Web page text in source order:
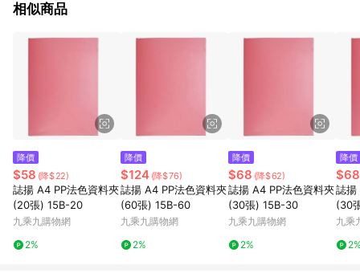
台灣樂天市場，並在同一瀏覽器於24小時內結帳，才享有 LINE
市場 45 天內完成訂單出貨及結帳，則不符合贈點資格。 (4) 如
位、贈品與台灣樂天市場銷售網頁不符，以銷售網頁標示為準。
(6) 導購訂單已逾 365 天，根據台灣樂天回饋規定，逾期訂單將
點數回饋或點數回饋有爭議，台灣樂天市場保有更改條款與法律
追訴之權利，活動詳情以樂天市場網站公告為準。
相似商品
降價
$58 (降$22)
誌揚 A4 PP法色資料夾
(20張) 15B-20
九乘九購物網
2%
降價
$124 (降$76)
誌揚 A4 PP法色資料夾
(60張) 15B-60
九乘九購物網
2%
降價
$68 (降$62)
誌揚 A4 PP法色資料夾
(30張) 15B-30
九乘九購物網
2%
降價
$68
誌揚
(30
九乘